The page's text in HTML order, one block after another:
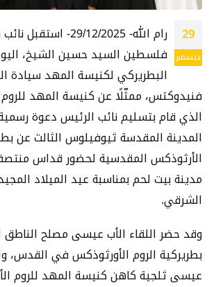
29
ديسمبر
رام الله- 29/12/2025-
فلسطين السيد حسين الشيخ،
البطريركي لكنيسة المهد سيادة
فنيدوكتس، ممثّلًا عن كنيسة المهد للروم
الذي قام بتسليم نائب الرئيس دعوة
المدينة المقدسة ثيوفيلوس الثالث عن
الأرثوذكس المقدسية لحضور قداس
مدينة بيت لحم بمناسبة عيد الميلاد
الشرقي.
وقد حضر اللقاء الأب عيسى مصلح
بطريركية الروم الأورثوذكس في القدس،
عيسى ثلجية كاهن كنيسة المهد للروم